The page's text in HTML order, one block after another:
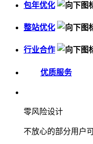
包年优化
整站优化
行业合作
优质服务
零风险设计
不放心的部分用户